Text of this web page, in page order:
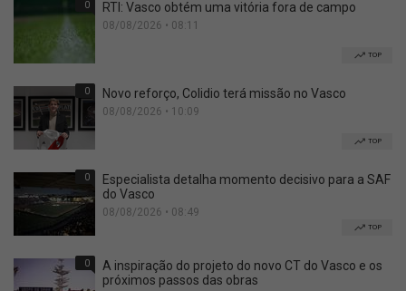
0 RTI: Vasco obtém uma vitória fora de campo
08/08/2026 • 08:11
TOP
0 Novo reforço, Colidio terá missão no Vasco
08/08/2026 • 10:09
TOP
0
Especialista detalha momento decisivo para a SAF
do Vasco
08/08/2026 • 08:49
TOP
0
A inspiração do projeto do novo CT do Vasco e os
próximos passos das obras